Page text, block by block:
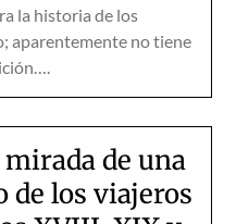
la historia de los
aparentemente no tiene
de una
de los viajeros